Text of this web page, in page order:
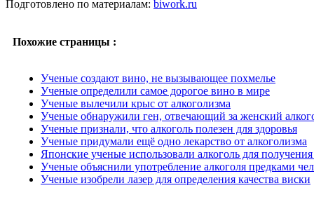
Подготовлено по материалам: biwork.ru
Похожие страницы :
Ученые создают вино, не вызывающее похмелье
Ученые определили самое дорогое вино в мире
Ученые вылечили крыс от алкоголизма
Ученые обнаружили ген, отвечающий за женский
Ученые признали, что алкоголь полезен для здоровья
Ученые придумали ещё одно лекарство от алкоголизма
Японские ученые использовали алкоголь для
Ученые объяснили употребление алкоголя предками
Ученые изобрели лазер для определения качества виски